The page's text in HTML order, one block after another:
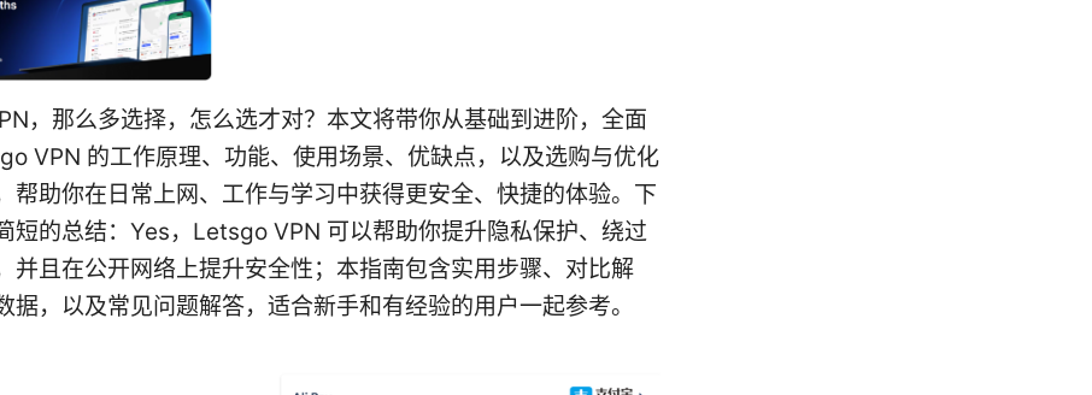
，那么多选择，怎么选才对？本文将带你从基础到进阶，全面
VPN 的工作原理、功能、使用场景、优缺点，以及选购与优化
帮助你在日常上网、工作与学习中获得更安全、快捷的体验。下
短的总结：Yes，Letsgo VPN 可以帮助你提升隐私保护、绕过
并且在公开网络上提升安全性；本指南包含实用步骤、对比解
据，以及常见问题解答，适合新手和有经验的用户一起参考。